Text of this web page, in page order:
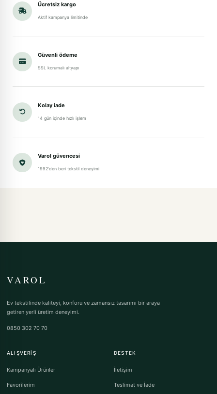
Ücretsiz kargo
Aktif kampanya limitinde
Güvenli ödeme
SSL korumalı altyapı
Kolay iade
14 gün içinde hızlı işlem
Varol güvencesi
1992'den beri tekstil deneyimi
VAROL
Ev tekstilinde kaliteyi, konforu ve zamansız tasarımı bir araya
getiren yerli üretim deneyimi.
0850 302 70 70
ALIŞVERIŞ
Kampanyalı Ürünler
Favorilerim
DESTEK
İletişim
Teslimat ve İade